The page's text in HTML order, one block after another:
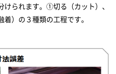
られます。①切る（カット）、
）の３種類の工程です。